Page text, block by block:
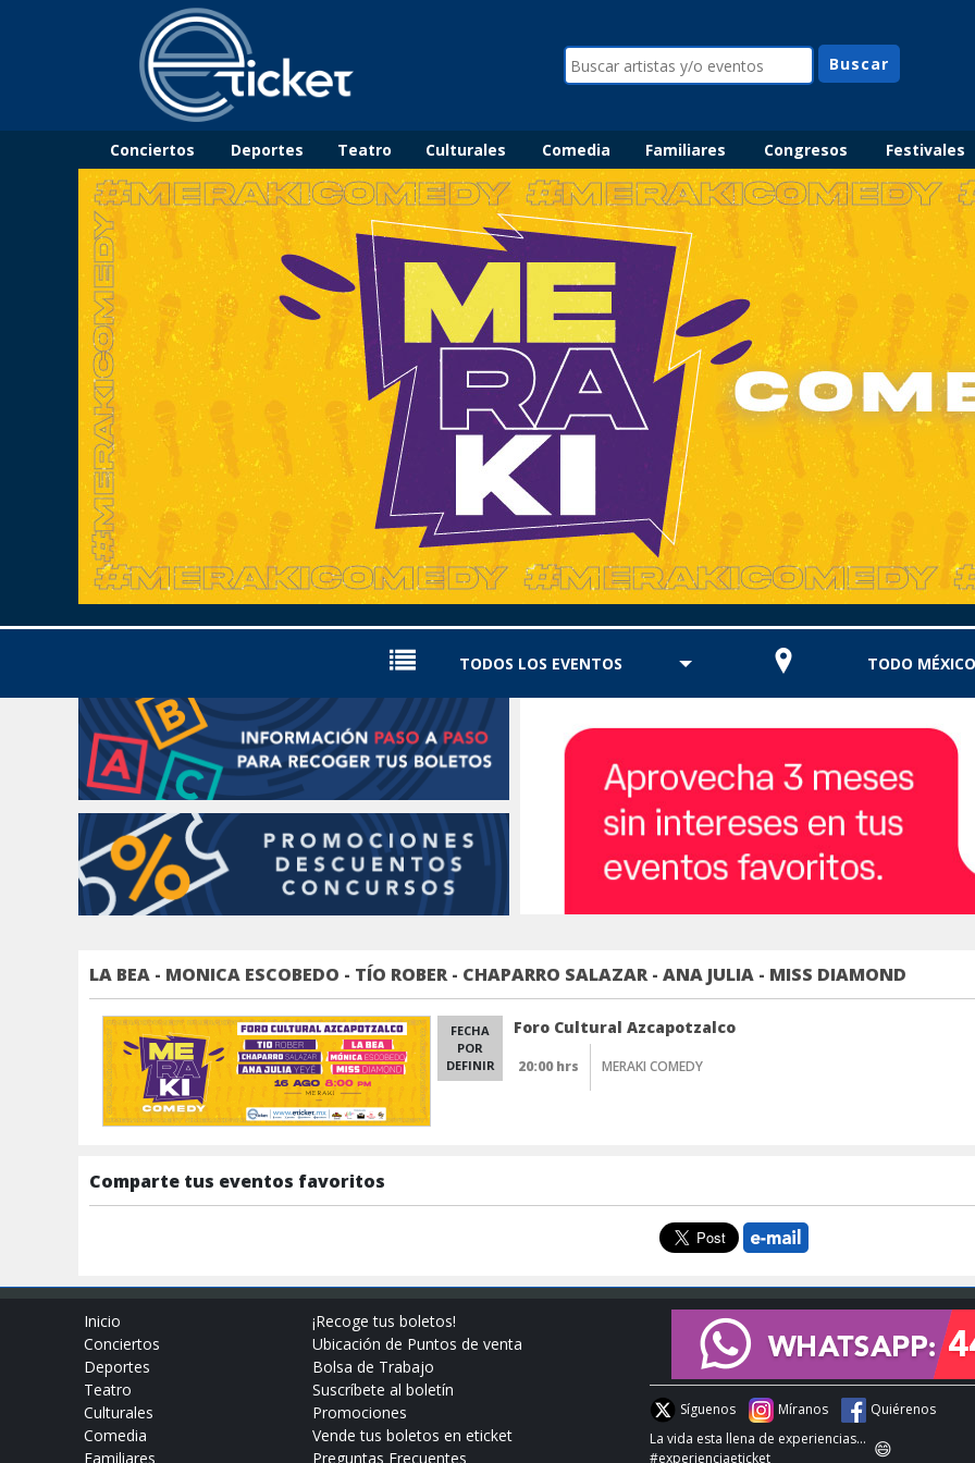
Conciertos Deportes Teatro Culturales Comedia Familiares Congresos Festivales
TODOS LOS EVENTOS TODO MÉXICO
LA BEA - MONICA ESCOBEDO - TÍO ROBER - CHAPARRO SALAZAR - ANA JULIA - MISS DIAMOND
FECHA
POR
DEFINIR
Foro Cultural Azcapotzalco
20:00 hrs MERAKI COMEDY
Comparte tus eventos favoritos
Inicio
Conciertos
Deportes
Teatro
Culturales
Comedia
Familiares
¡Recoge tus boletos!
Ubicación de Puntos de venta
Bolsa de Trabajo
Suscríbete al boletín
Promociones
Vende tus boletos en eticket
Preguntas Frecuentes
Síguenos Míranos
Quiérenos
La vida esta llena de experiencias...
#experienciaeticket
😄